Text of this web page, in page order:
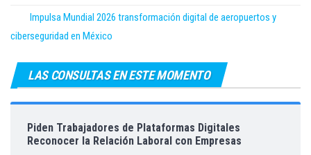
Impulsa Mundial 2026 transformación digital de aeropuertos y
ciberseguridad en México
LAS CONSULTAS EN ESTE MOMENTO
Piden Trabajadores de Plataformas Digitales
Reconocer la Relación Laboral con Empresas